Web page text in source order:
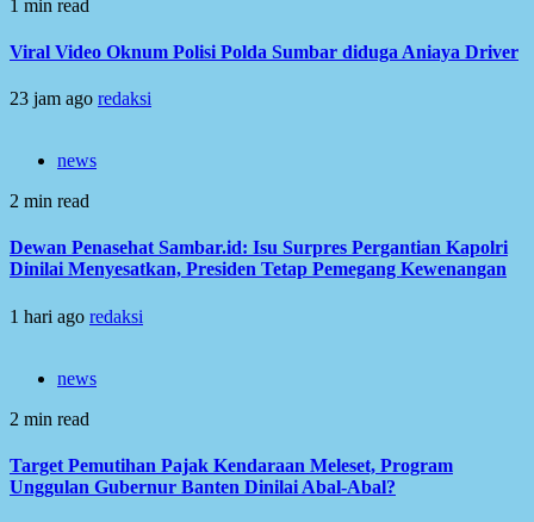
1 min read
Viral Video Oknum Polisi Polda Sumbar diduga Aniaya Driver
23 jam ago redaksi
news
2 min read
Dewan Penasehat Sambar.id: Isu Surpres Pergantian Kapolri
Dinilai Menyesatkan, Presiden Tetap Pemegang Kewenangan
1 hari ago redaksi
news
2 min read
Target Pemutihan Pajak Kendaraan Meleset, Program
Unggulan Gubernur Banten Dinilai Abal-Abal?